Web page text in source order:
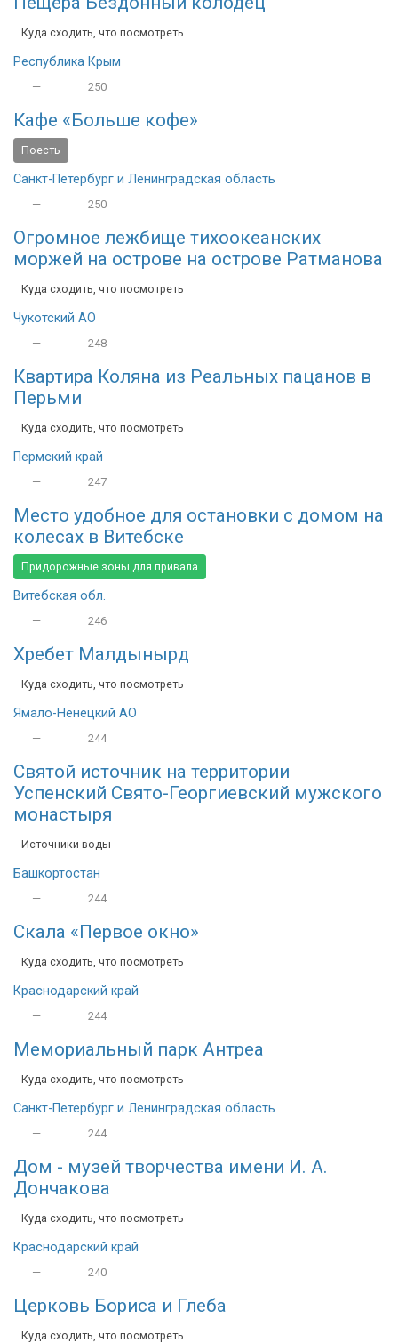
Куда сходить, что посмотреть
Республика Крым
— 250
Кафе «Больше кофе»
Поесть
Санкт-Петербург и Ленинградская область
— 250
Огромное лежбище тихоокеанских
моржей на острове на острове Ратманова
Куда сходить, что посмотреть
Чукотский АО
— 248
Квартира Коляна из Реальных пацанов в
Перьми
Куда сходить, что посмотреть
Пермский край
— 247
Место удобное для остановки с домом на
колесах в Витебске
Придорожные зоны для привала
Витебская обл.
— 246
Хребет Малдынырд
Куда сходить, что посмотреть
Ямало-Ненецкий АО
— 244
Святой источник на территории
Успенский Свято-Георгиевский мужского
монастыря
Источники воды
Башкортостан
— 244
Скала «Первое окно»
Куда сходить, что посмотреть
Краснодарский край
— 244
Мемориальный парк Антреа
Куда сходить, что посмотреть
Санкт-Петербург и Ленинградская область
— 244
Дом - музей творчества имени И. А.
Дончакова
Куда сходить, что посмотреть
Краснодарский край
— 240
Церковь Бориса и Глеба
Куда сходить, что посмотреть